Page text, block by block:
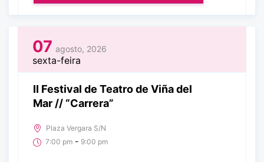
07 agosto, 2026
sexta-feira
II Festival de Teatro de Viña del
Mar // “Carrera”
Plaza Vergara S/N
7:00 pm - 9:00 pm